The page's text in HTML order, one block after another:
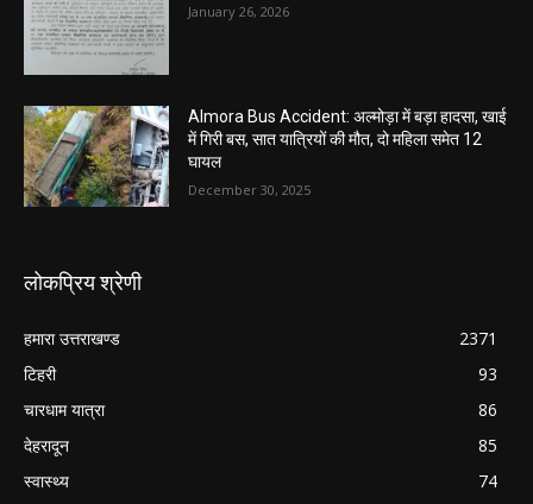
January 26, 2026
Almora Bus Accident: अल्मोड़ा में बड़ा हादसा, खाई
में गिरी बस, सात यात्रियों की मौत, दो महिला समेत 12
घायल
December 30, 2025
लोकप्रिय श्रेणी
हमारा उत्तराखण्ड
2371
टिहरी
93
चारधाम यात्रा
86
देहरादून
85
स्वास्थ्य
74